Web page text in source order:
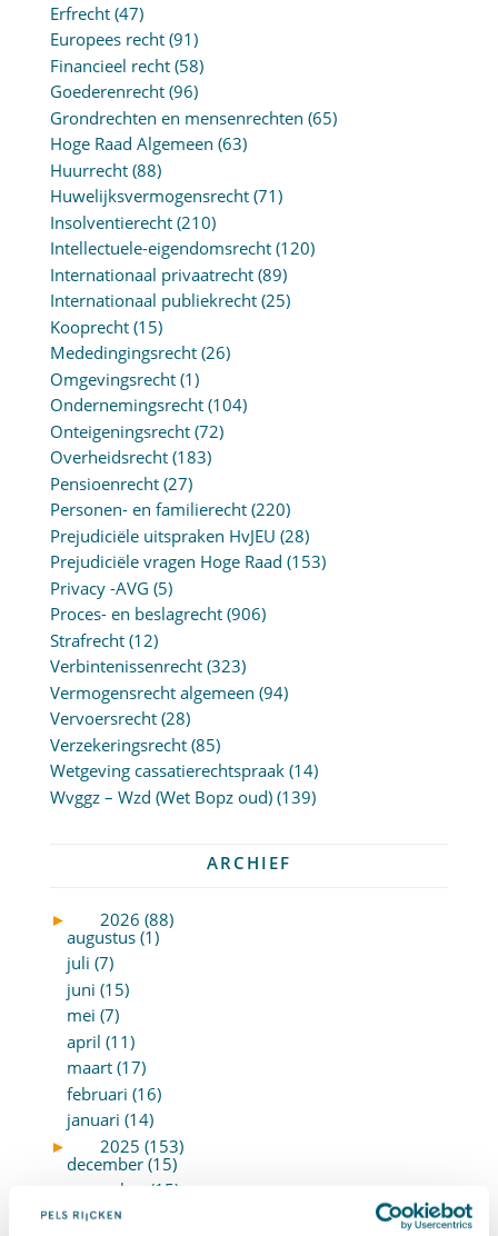
Erfrecht(47)
Europees recht(91)
Financieel recht(58)
Goederenrecht(96)
Grondrechten en mensenrechten (65)
Hoge Raad Algemeen (63)
Huurrecht(88)
Huwelijksvermogensrecht(71)
Insolventierecht(210)
Intellectuele-eigendomsrecht(120)
Internationaal privaatrecht(89)
Internationaal publiekrecht(25)
Kooprecht(15)
Mededingingsrecht(26)
Omgevingsrecht(1)
Ondernemingsrecht(104)
Onteigeningsrecht(72)
Overheidsrecht(183)
Pensioenrecht(27)
Personen- en familierecht(220)
Prejudiciële uitspraken HvJEU (28)
Prejudiciële vragen Hoge Raad (153)
Privacy -AVG (5)
Proces- en beslagrecht(906)
Strafrecht(12)
Verbintenissenrecht(323)
Vermogensrecht algemeen (94)
Vervoersrecht(28)
Verzekeringsrecht(85)
Wetgeving cassatierechtspraak(14)
Wvggz – Wzd (Wet Bopz oud)(139)
ARCHIEF
►
2026 (88)
augustus (1)
juli (7)
juni (15)
mei (7)
april (11)
maart (17)
februari (16)
januari (14)
►
2025 (153)
december (15)
november (15)
oktober (15)